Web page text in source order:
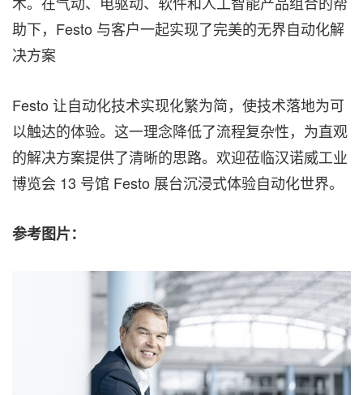
助下，Festo 与客户一起实现了完美的无界自动化解
决方案
Festo 让自动化技术实现化繁为简，使技术落地为可
以触达的体验。这一理念降低了流程复杂性，为直观
的解决方案提供了清晰的思路。欢迎莅临汉诺威工业
博览会 13 号馆 Festo 展台沉浸式体验自动化世界。
参考图片：